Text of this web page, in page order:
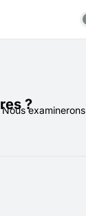
?examinerons